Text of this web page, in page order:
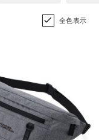
全色表示